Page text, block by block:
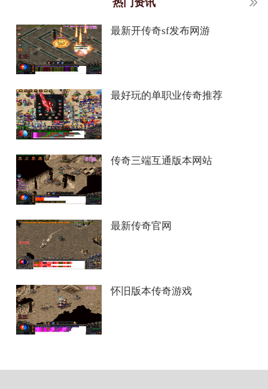
最新开传奇sf发布网游
最好玩的单职业传奇推荐
传奇三端互通版本网站
最新传奇官网
怀旧版本传奇游戏